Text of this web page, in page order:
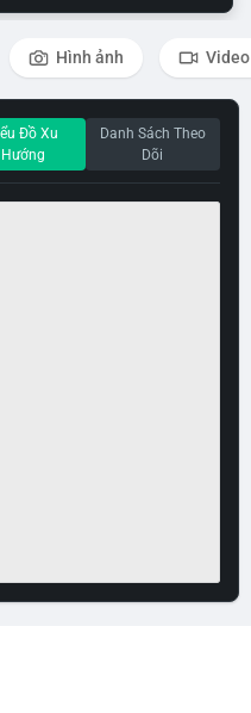
Hình ảnh Video
Đồ Xu
Hướng
Danh Sách Theo
Dõi